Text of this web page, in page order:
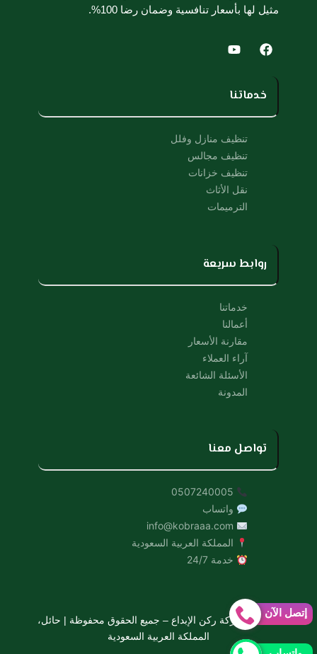
مثيل لها بأسعار تنافسية وضمان رضا 100%.
F
a
b
o
Y
o
u
e
خدماتنا
تنظيف منازل وفلل
تنظيف مجالس
تنظيف خزانات
نقل الأثاث
الترميمات
روابط سريعة
خدماتنا
أعمالنا
مقارنة الأسعار
آراء العملاء
الأسئلة الشائعة
المدونة
تواصل معنا
واتساب
المملكة العربية السعودية
خدمة 24/7
© 2026 شركة ركن الإبداع – جميع الحقوق محفوظة | حائل،
المملكة العربية السعودية
إتصل الآن